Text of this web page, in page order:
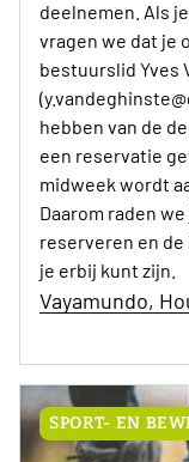
deelnemen. Als
vragen we dat je
bestuurslid Yves
hebben van de
een reservatie
midweek wordt
Daarom raden
reserveren en
je erbij kunt zijn.
Vayamundo,
SPORT- EN